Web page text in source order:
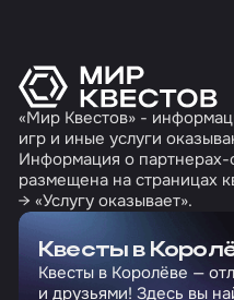
«Мир Квестов» -
игр и иные услуги
Информация о партнерах-
размещена на страницах
→ «Услугу оказывает».
Квесты в
Квесты в Королёве —
и друзьями! Здесь вы